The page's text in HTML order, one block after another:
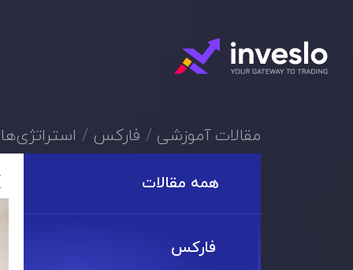
مقالات آموزشی فارکس
همه مقالات
فارکس